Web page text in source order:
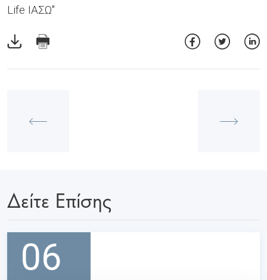
Life ΙΑΣΩ"
Δείτε Επίσης
06